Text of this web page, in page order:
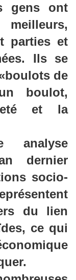
gens ont
parties et
Ils se
de
boulot,
et la
analyse
dernier
socio-
du lien
ce qui